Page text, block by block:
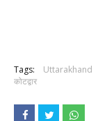
Tags: Uttarakhand
कोटद्वार